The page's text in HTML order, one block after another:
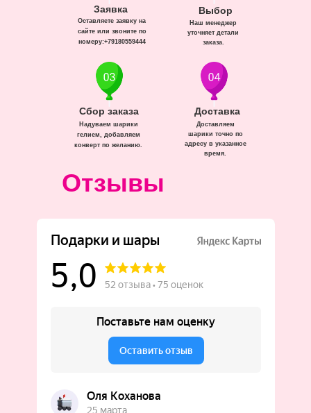
Доставка
Доставляем
шарики точно по
адресу в указанное
время.
Сбор заказа
Надуваем шарики
гелием, добавляем
конверт по желанию.
Заявка
Оставляете заявку на
сайте или звоните по
номеру:+79180559444
Выбор
Наш менеджер
уточняет детали
заказа.
Отзывы